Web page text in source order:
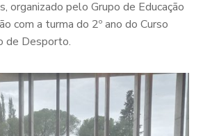
organizado pelo Grupo de Educação
com a turma do 2º ano do Curso
de Desporto.